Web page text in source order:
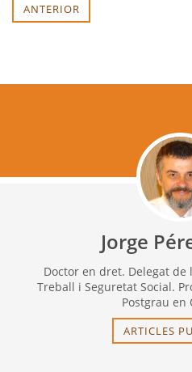
ANTERIOR
Jorge
Doctor en dret. Delegat de
Treball i Seguretat Social.
Postgrau en
ARTICLES